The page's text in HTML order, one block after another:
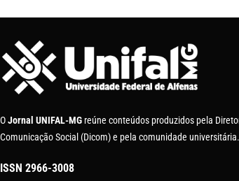
OJornal UNIFAL-MG reúne conteúdos produzidos pela
Comunicação Social (Dicom) e pela comunidade universitária.
ISSN 2966-3008